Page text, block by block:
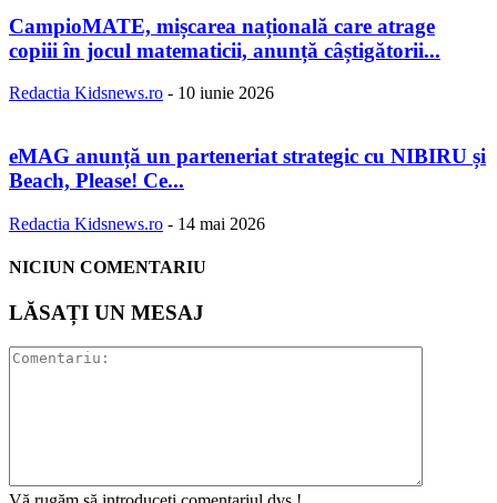
CampioMATE, mișcarea națională care atrage
copiii în jocul matematicii, anunță câștigătorii...
Redactia Kidsnews.ro - 10 iunie 2026
eMAG anunță un parteneriat strategic cu NIBIRU și
Beach, Please! Ce...
Redactia Kidsnews.ro - 14 mai 2026
NICIUN COMENTARIU
LĂSAȚI UN MESAJ